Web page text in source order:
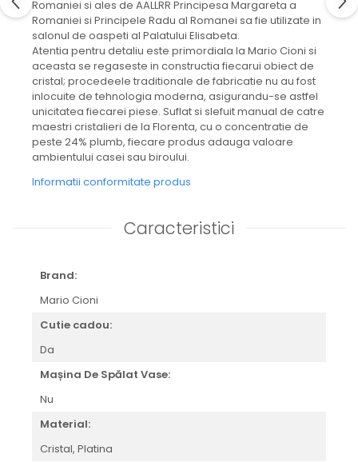
CELESTIAL
PATCHWORK WILLOW
BLUE LILY
HIBISCUS
SWAN
FLORENTINE TURQUOISE
ANTHEMION GREY
ORCHARD
CREATURES OF CURIOSITY
JARDIN
LOVE BIRDS
CHIQUE VERDE
CHIQUE STRIPES VERDE
Renaissance Grey
Royal White
Romaniei si ales de AALLRR Principesa Margareta a
Romaniei si Principele Radu al Romanei sa fie utilizate in
salonul de oaspeti al Palatului Elisabeta.
Atentia pentru detaliu este primordiala la Mario Cioni si
aceasta se regaseste in constructia fiecarui obiect de
cristal; procedeele traditionale de fabricatie nu au fost
inlocuite de tehnologia moderna, asigurandu-se astfel
unicitatea fiecarei piese. Suflat si slefuit manual de catre
maestri cristalieri de la Florenta, cu o concentratie de
peste 24% plumb, fiecare produs adauga valoare
ambientului casei sau biroului.
Informatii conformitate produs
Caracteristici
Brand:
Mario Cioni
Cutie cadou:
Da
Mașina De Spălat Vase:
Nu
Material:
Cristal, Platina